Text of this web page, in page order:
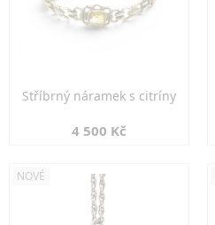
Stříbrný náramek s citríny
4 500 Kč
NOVÉ